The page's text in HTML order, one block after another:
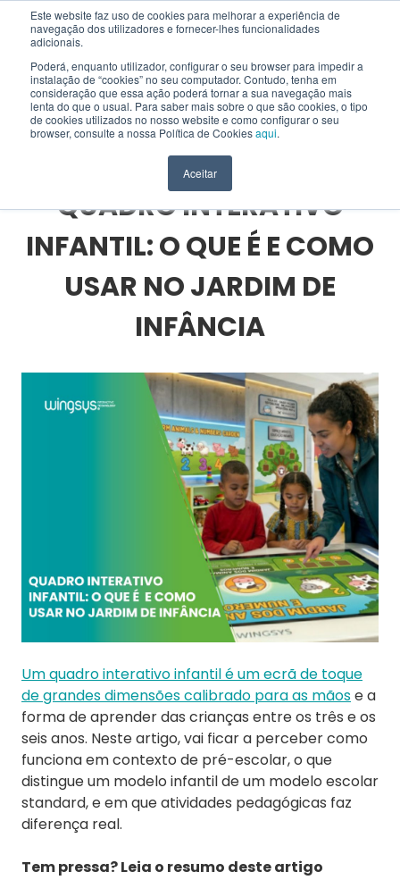
Este website faz uso de cookies para melhorar a experiência de
navegação dos utilizadores e fornecer-lhes funcionalidades
adicionais.
Poderá, enquanto utilizador, configurar o seu browser para impedir a
instalação de “cookies” no seu computador. Contudo, tenha em
consideração que essa ação poderá tornar a sua navegação mais
lenta do que o usual. Para saber mais sobre o que são cookies, o tipo
de cookies utilizados no nosso website e como configurar o seu
browser, consulte a nossa Política de Cookiesaqui.
Aceitar
EN
HOME > BLOG > SOLUÇÕES INTERATIVAS >
QUADRO INTERATIVO INFANTIL: O QUE É E COMO USAR NO JARDIM DE
QUADRO INTERATIVO
INFANTIL: O QUE É E COMO
USAR NO JARDIM DE
INFÂNCIA
Um quadro interativo infantil é um ecrã de toque
de grandes dimensões calibrado para as mãose a
forma de aprender das crianças entre os três e os
seis anos. Neste artigo, vai ficar a perceber como
funciona em contexto de pré-escolar, o que
distingue um modelo infantil de um modelo escolar
standard, e em que atividades pedagógicas faz
diferença real.
Tem pressa? Leia o resumo deste artigo